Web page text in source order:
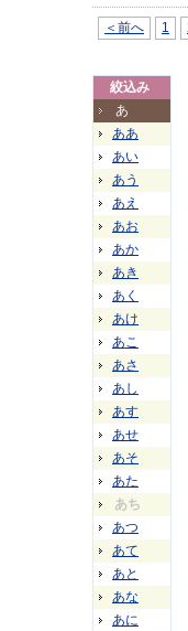
＜前へ 1
絞込み
あ
ああ
あい
あう
あえ
あお
あか
あき
あく
あけ
あこ
あさ
あし
あす
あせ
あそ
あた
あち
あつ
あて
あと
あな
あに